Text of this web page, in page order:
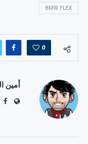
BMW FLEX
0
أمين